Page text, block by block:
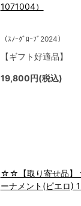
1071004）
（ｽﾉｰｸﾞﾛｰﾌﾞ2024）
【ギフト好適品】
19,800円(税込)
☆☆【取り寄せ品】
ーナメント(ピエロ)